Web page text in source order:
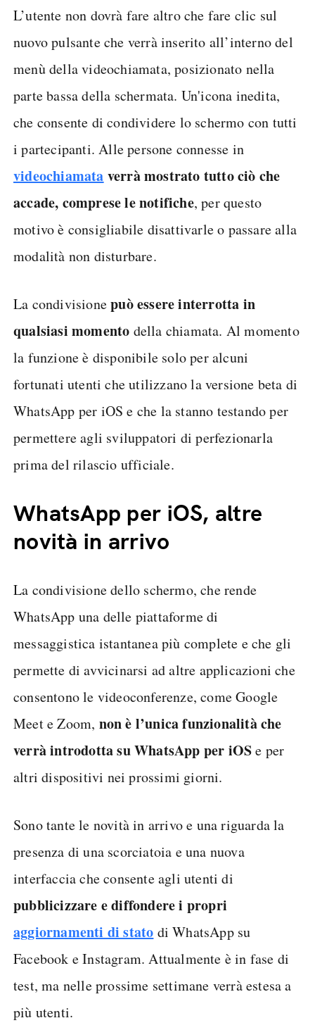
L’utente non dovrà fare altro che fare clic sul
nuovo pulsante che verrà inserito all’interno del
menù della videochiamata, posizionato nella
parte bassa della schermata. Un'icona inedita,
che consente di condividere lo schermo con tutti
i partecipanti. Alle persone connesse in
videochiamata verrà mostrato tutto ciò che
accade, comprese le notifiche, per questo
motivo è consigliabile disattivarle o passare alla
modalità non disturbare.
La condivisionepuò essere interrotta in
qualsiasi momento della chiamata. Al momento
la funzione è disponibile solo per alcuni
fortunati utenti che utilizzano la versione beta di
WhatsApp per iOS e che la stanno testando per
permettere agli sviluppatori di perfezionarla
prima del rilascio ufficiale.
WhatsApp per iOS, altre
novità in arrivo
La condivisione dello schermo, che rende
WhatsApp una delle piattaforme di
messaggistica istantanea più complete e che gli
permette di avvicinarsi ad altre applicazioni che
consentono le videoconferenze, come Google
Meet e Zoom, non è l’unica funzionalità che
verrà introdotta su WhatsApp per iOSe per
altri dispositivi nei prossimi giorni.
Sono tante le novità in arrivo e una riguarda la
presenza di una scorciatoia e una nuova
interfaccia che consente agli utenti di
pubblicizzare e diffondere i propri
aggiornamenti di stato di WhatsApp su
Facebook e Instagram. Attualmente è in fase di
test, ma nelle prossime settimane verrà estesa a
più utenti.